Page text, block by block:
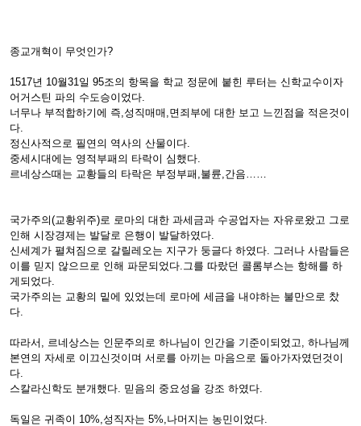
종교개혁이 무엇인가?
1517년 10월31일 95조의 항목을 학교 정문에 붙힌 루터는 신학교수이자
어거스틴 파의 수도승이었다.
너무나 부적합하기에 즉,성직매매,면죄부에 대한 보고 느낀점을 적은것이
다.
정신사적으로 필연의 역사의 산물이다.
중세시대에는 영적부패의 타락이 심했다.
르네상스때는 교황들의 타락은 부정부패,불륜,간음……
국가주의(교황위주)로 로마의 대한 과세금과 수공업자는 자유로왔고 그로
인해 시장경제는 발달로 은행이 발달하였다.
신세계가 펼쳐짐으로 갈릴레오는 지구가 둥글다 하였다. 그러나 사람들은
이를 믿지 않으므로 인해 파문되었다.그를 따랐던 콜롬부스는 항해를 하
게되었다.
국가주의는 교황의 밑에 있었는데 로마에 세금을 내야하는 불만으로 찼
다.
따라서, 르네상스는 인문주의로 하나님이 인간을 기준이되었고, 하나님께
본연의 자세로 이끄신것이며 서로를 아끼는 마음으로 돌아가자였던것이
다.
스칼라신학도 분개했다. 믿음의 중요성을 강조 하였다.
독일은 귀족이 10%,성직자는 5%,나머지는 농민이었다.